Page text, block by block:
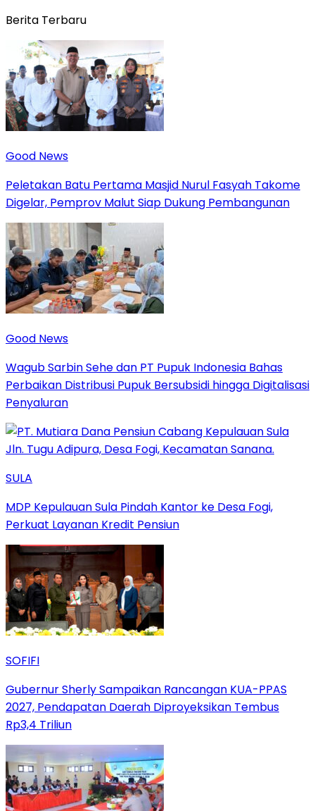
Berita Terbaru
Good News
Peletakan Batu Pertama Masjid Nurul Fasyah Takome
Digelar, Pemprov Malut Siap Dukung Pembangunan
Good News
Wagub Sarbin Sehe dan PT Pupuk Indonesia Bahas
Perbaikan Distribusi Pupuk Bersubsidi hingga Digitalisasi
Penyaluran
SULA
MDP Kepulauan Sula Pindah Kantor ke Desa Fogi,
Perkuat Layanan Kredit Pensiun
SOFIFI
Gubernur Sherly Sampaikan Rancangan KUA-PPAS
2027, Pendapatan Daerah Diproyeksikan Tembus
Rp3,4 Triliun